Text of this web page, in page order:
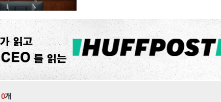
0개